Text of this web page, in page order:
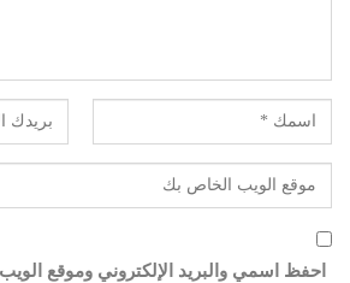
احفظ اسمي والبريد الإلكتروني وموقع